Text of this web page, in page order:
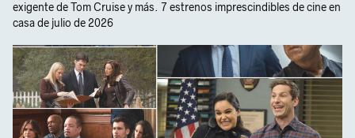
exigente de Tom Cruise y más. 7 estrenos imprescindibles de cine en
casa de julio de 2026